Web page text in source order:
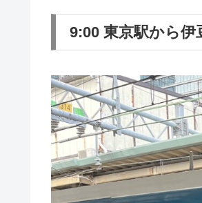
9:00 東京駅から伊